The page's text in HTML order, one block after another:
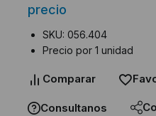
precio
SKU: 056.404
Precio por 1 unidad
Comparar
Consultanos